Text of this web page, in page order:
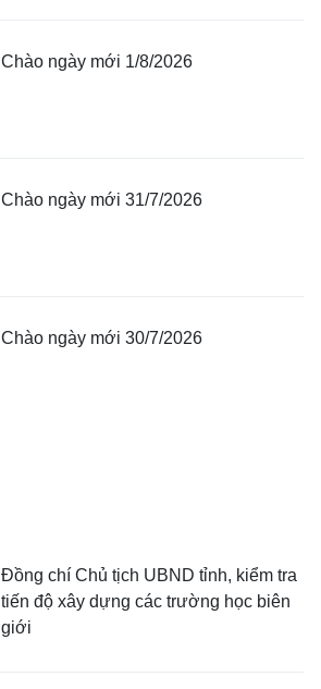
Chào ngày mới 1/8/2026
Chào ngày mới 31/7/2026
Chào ngày mới 30/7/2026
Đồng chí Chủ tịch UBND tỉnh, kiểm tra
tiến độ xây dựng các trường học biên
giới